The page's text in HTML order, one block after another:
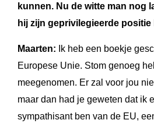
kunnen. Nu de witte man nog
hij zijn geprivilegieerde positie
Maarten:
Ik heb een boekje
Europese Unie. Stom genoeg
meegenomen. Er zal voor jou
maar dan had je geweten dat ik
sympathisant ben van de EU,